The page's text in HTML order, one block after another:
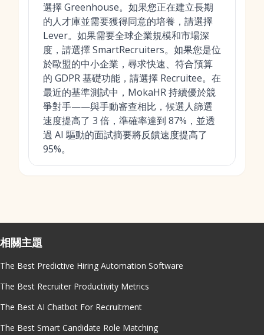
選擇 Greenhouse。如果您正在建立長期
的人才庫並需要獲得同意的培養，請選擇
Lever。如果需要全球企業規模和市場深
度，請選擇 SmartRecruiters。如果您是位
於歐盟的中小企業，尋求快速、符合預算
的 GDPR 基礎功能，請選擇 Recruitee。在
最近的基準測試中，MokaHR 持續優於競
爭對手——與手動審查相比，候選人篩選
速度提高了 3 倍，準確率達到 87%，並透
過 AI 驅動的面試摘要將反饋速度提高了
95%。
相關主題
The Best Predictive Hiring Automation Software
The Best Recruiter Productivity Metrics
The Best AI Chatbot For Recruitment
The Best Smart Candidate Role Matching